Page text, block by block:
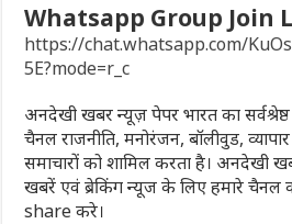
Whatsapp Group Join
https://chat.whatsapp.com/
5E?mode=r_c
अनदेखी खबर न्यूज़ पेपर भारत का
चैनल राजनीति, मनोरंजन, बॉलीवुड,
समाचारों को शामिल करता है। अनदेखी
खबरें एवं ब्रेकिंग न्यूज के लिए हमारे
share करे।